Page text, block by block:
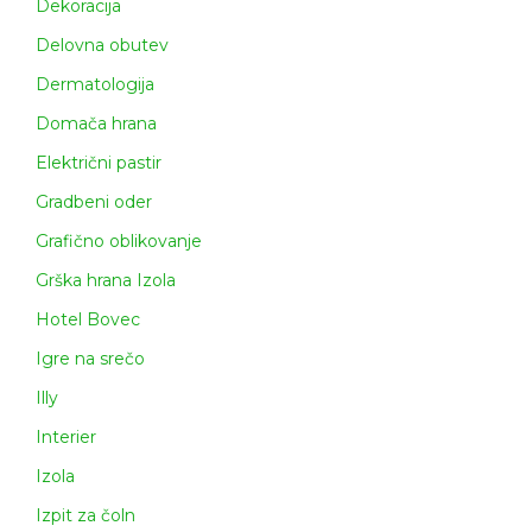
Dekoracija
Delovna obutev
Dermatologija
Domača hrana
Električni pastir
Gradbeni oder
Grafično oblikovanje
Grška hrana Izola
Hotel Bovec
Igre na srečo
Illy
Interier
Izola
Izpit za čoln